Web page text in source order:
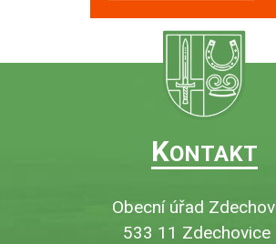
KONTAKT
Obecní úřad
533 11 Zdechovice